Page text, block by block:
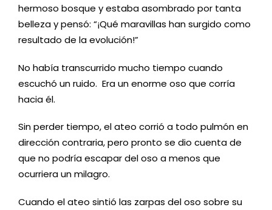
hermoso bosque y estaba asombrado por tanta
belleza y pensó: “¡Qué maravillas han surgido como
resultado de la evolución!”
No había transcurrido mucho tiempo cuando
escuchó un ruido. Era un enorme oso que corría
hacia él.
Sin perder tiempo, el ateo corrió a todo pulmón en
dirección contraria, pero pronto se dio cuenta de
que no podría escapar del oso a menos que
ocurriera un milagro.
Cuando el ateo sintió las zarpas del oso sobre su